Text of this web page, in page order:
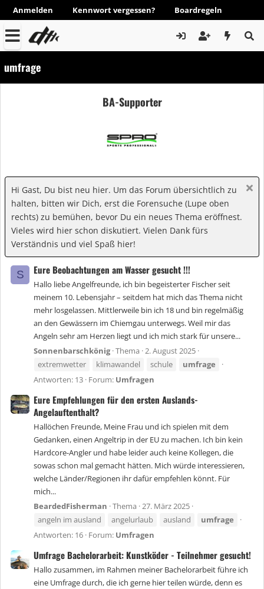
Anmelden Kennwort vergessen? Boardregeln
umfrage
BA-Supporter
Hi Gast, Du bist neu hier. Um das Forum übersichtlich zu
halten, bitten wir Dich, erst die Forensuche (Lupe oben
rechts) zu bemühen, bevor Du ein neues Thema eröffnest.
Vieles wird hier schon diskutiert. Vielen Dank fürs
Verständnis und viel Spaß hier!
S Eure Beobachtungen am Wasser gesucht !!!
Hallo liebe Angelfreunde, ich bin begeisterter Fischer seit
meinem 10. Lebensjahr – seitdem hat mich das Thema nicht
mehr losgelassen. Mittlerweile bin ich 18 und bin regelmäßig
an den Gewässern im Chiemgau unterwegs. Weil mir das
Angeln sehr am Herzen liegt und ich mich stark für unsere...
Sonnenbarschkönig Thema 2. August 2025
extremwetter
klimawandel schule
umfrage
Antworten: 13 Forum: Umfragen
Eure Empfehlungen für den ersten Auslands-
Angelauftenthalt?
Hallöchen Freunde, Meine Frau und ich spielen mit dem
Gedanken, einen Angeltrip in der EU zu machen. Ich bin kein
Hardcore-Angler und habe leider auch keine Kollegen, die
sowas schon mal gemacht hätten. Mich würde interessieren,
welche Länder/Regionen ihr dafür empfehlen könnt. Für
mich...
BeardedFisherman Thema 27. März 2025
angeln im ausland
angelurlaub ausland
umfrage
Antworten: 16 Forum: Umfragen
Umfrage Bachelorarbeit: Kunstköder - Teilnehmer gesucht!
Hallo zusammen, im Rahmen meiner Bachelorarbeit führe ich
eine Umfrage durch, die ich gerne hier teilen würde, denn es